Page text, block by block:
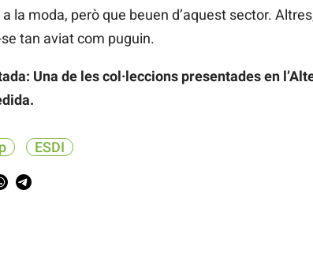
la moda, però que beuen d’aquest sector.
se tan aviat com puguin.
Una de les col·leccions presentades en
ESDI